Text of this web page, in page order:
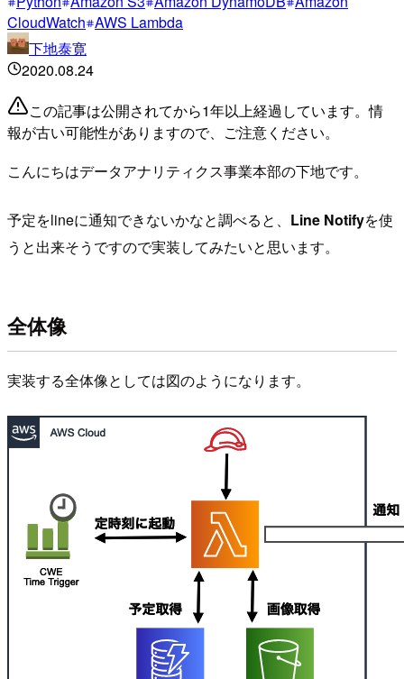
CloudWatch AWS Lambda
下地泰寛
2020.08.24
この記事は公開されてから1年以上経過しています。情
報が古い可能性がありますので、ご注意ください。
こんにちはデータアナリティクス事業本部の下地です。
予定をlineに通知できないかなと調べると、 Line Notifyを使
うと出来そうですので実装してみたいと思います。
全体像
実装する全体像としては図のようになります。